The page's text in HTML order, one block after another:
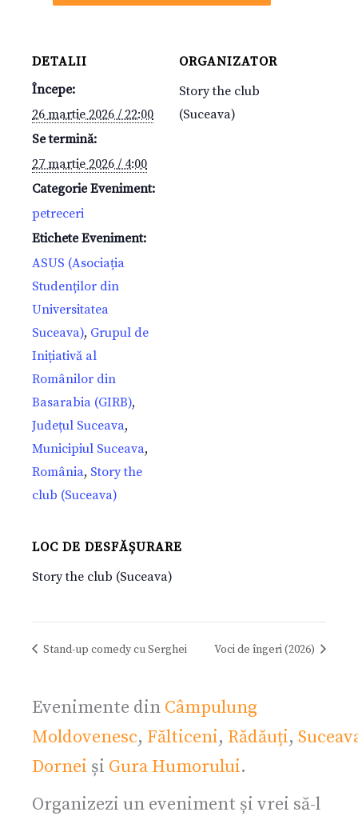
DETALII
Începe:
26 martie 2026 / 22:00
Se termină:
27 martie 2026 / 4:00
Categorie Eveniment:
petreceri
Etichete Eveniment:
ASUS (Asociația
Studenților din
Universitatea
Suceava), Grupul de
Inițiativă al
Românilor din
Basarabia (GIRB),
Județul Suceava,
Municipiul Suceava,
România, Story the
club (Suceava)
ORGANIZATOR
Story the club
(Suceava)
LOC DE DESFĂȘURARE
Story the club (Suceava)
Stand-up comedy cu Serghei Voci de îngeri (2026)
Evenimente din Câmpulung
Moldovenesc, Fălticeni, Rădăuți,
Dornei și Gura Humorului.
Organizezi un eveniment și vrei să-l